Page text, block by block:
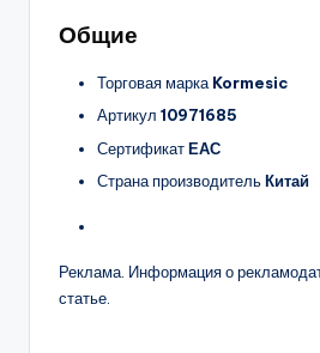
Общие
Торговая маркаKormesic
Артикул 10971685
СертификатЕАС
Страна производительКитай
Реклама. Информация о
статье.